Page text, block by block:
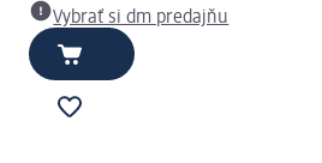
Vybrať si dm predajňu